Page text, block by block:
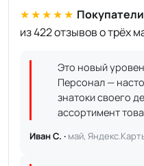
★★★★★
из 422 отзывов о трёх
Это новый
Персонал —
знатоки своего
ассортимент
Иван С. · май,